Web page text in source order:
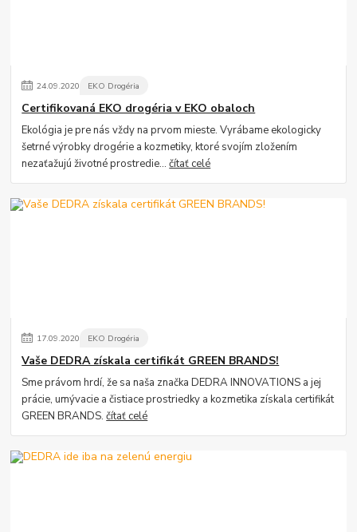
24.09.2020 EKO Drogéria
Certifikovaná EKO drogéria v EKO obaloch
Ekológia je pre nás vždy na prvom mieste. Vyrábame ekologicky
šetrné výrobky drogérie a kozmetiky, ktoré svojím zložením
nezaťažujú životné prostredie...čítať celé
17.09.2020 EKO Drogéria
Vaše DEDRA získala certifikát GREEN BRANDS!
Sme právom hrdí, že sa naša značka DEDRA INNOVATIONS a jej
prácie, umývacie a čistiace prostriedky a kozmetika získala certifikát
GREEN BRANDS.čítať celé